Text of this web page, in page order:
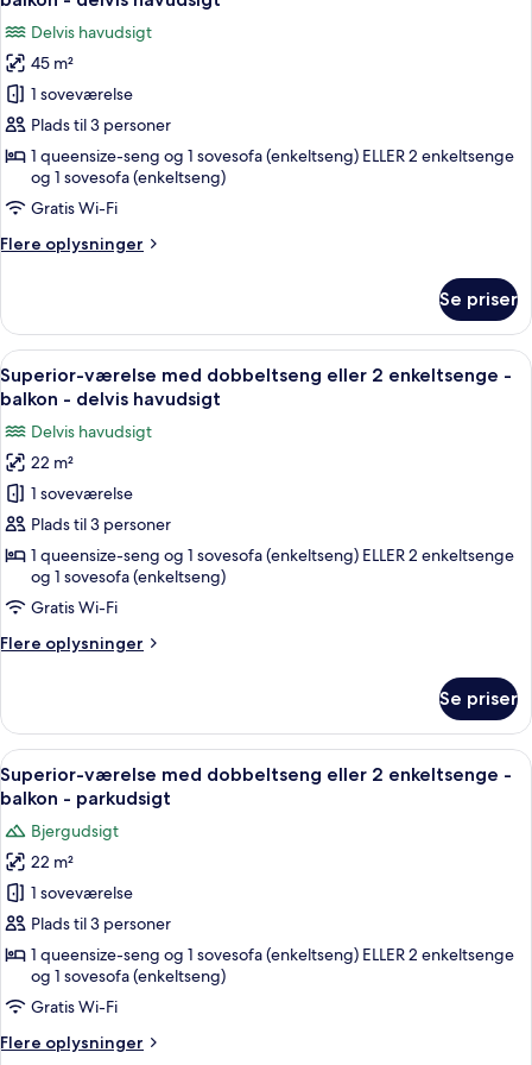
af
Deluxe-
værelse
med
dobbeltseng
eller
2
enkeltsenge
-
delvis
havudsigt
Delvis havudsigt
45 m²
1 soveværelse
Plads til 3 personer
1 queensize-seng og 1 sovesofa (enkeltseng) ELLER 2 enkeltsenge
og 1 sovesofa (enkeltseng)
Gratis Wi-Fi
Flere oplysninger
Flere
værelse
med
dobbeltseng
eller
enkeltsenge
balkon
delvis
Se priser
Indlæs
alle
af
Superior-
værelse
med
dobbeltseng
eller
2
enkeltsenge
-
delvis
havudsigt
Et moderne hotelværelse med en
6
Superior-værelse med dobbeltseng eller 2 enkeltsenge -
balkon - delvis havudsigt
Delvis havudsigt
22 m²
1 soveværelse
Plads til 3 personer
1 queensize-seng og 1 sovesofa (enkeltseng) ELLER 2 enkeltsenge
og 1 sovesofa (enkeltseng)
Gratis Wi-Fi
Flere oplysninger
Flere
værelse
med
dobbeltseng
eller
enkeltsenge
balkon
delvis
Se priser
Indlæs
alle
billeder
af
Superior-
værelse
med
dobbeltseng
eller
2
enkeltsenge
En seng med hvide puder og en
4
Superior-værelse med dobbeltseng eller 2 enkeltsenge -
balkon - parkudsigt
Bjergudsigt
22 m²
1 soveværelse
Plads til 3 personer
1 queensize-seng og 1 sovesofa (enkeltseng) ELLER 2 enkeltsenge
og 1 sovesofa (enkeltseng)
Gratis Wi-Fi
Flere oplysninger
Flere